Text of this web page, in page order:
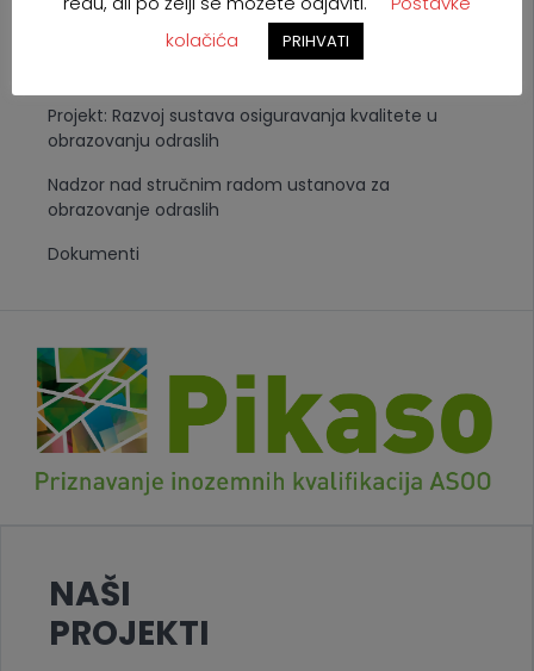
Sveučilište Algebra
Projekt: Razvoj sustava osiguravanja kvalitete u
obrazovanju odraslih
Nadzor nad stručnim radom ustanova za
obrazovanje odraslih
Dokumenti
NAŠI
PROJEKTI
kolačića
PRIHVATI